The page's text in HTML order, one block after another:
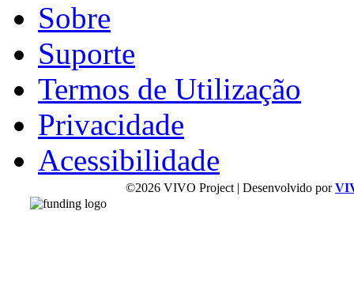
Sobre
Suporte
Termos de Utilização
Privacidade
Acessibilidade
©2026 VIVO Project | Desenvolvido por